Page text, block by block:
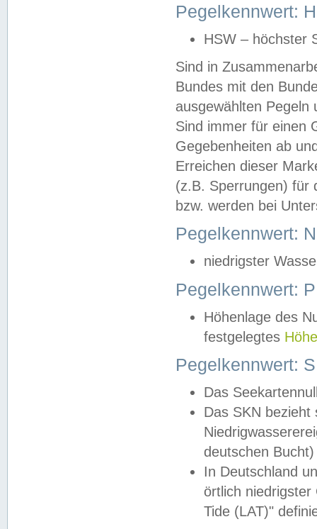
Pegelkennwert:
HSW – höchster
Sind in
Bundes mit den
ausgewählten
Sind immer für einen
Gegebenheiten ab
Erreichen dieser
(z.B. Sperrungen) für
bzw. werden bei
Pegelkennwert:
niedrigster
Pegelkennwert:
Höhenlage des
festgelegtes
Pegelkennwert:
Das
Das SKN
deutschen
In Deutschland
örtlich
Tide (LAT)"